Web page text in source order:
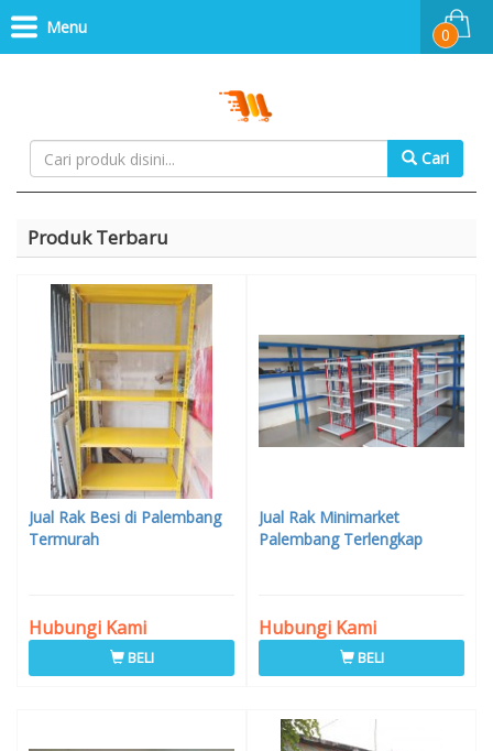
Cari
0
Menu
Produk Terbaru
Jual Rak Besi di Palembang
Termurah
Hubungi Kami
BELI
Jual Rak Minimarket
Palembang Terlengkap
Hubungi Kami
BELI